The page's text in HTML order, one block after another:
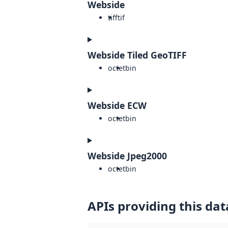
Webside
tifftif
Webside Tiled GeoTIFF
octetbin
Webside ECW
octetbin
Webside Jpeg2000
octetbin
APIs providing this